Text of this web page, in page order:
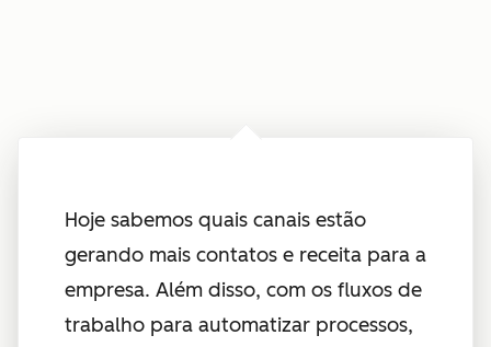
Hoje sabemos quais canais estão
gerando mais contatos e receita para a
empresa. Além disso, com os fluxos de
trabalho para automatizar processos,